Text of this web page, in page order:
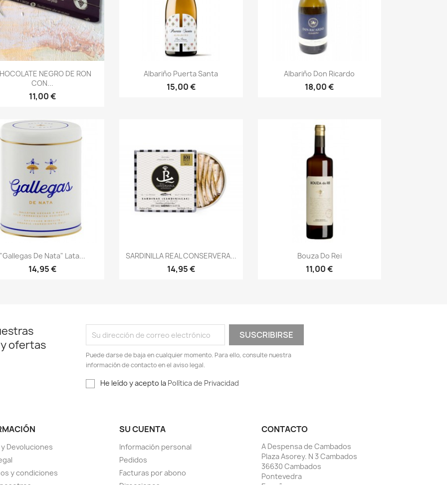
Vista rápida
NEGRO DE RON
CON...
11,00 €
Vista rápida
Albariño Puerta Santa
15,00 €
Vista rápida
Albariño Don Ricardo
18,00 €
Vista rápida
"Gallegas De Nata" Lata...
14,95 €
 Vista rápida
SARDINILLA REAL CONSERVERA...
14,95 €
Vista rápida
Bouza Do Rei
11,00 €
ofertas
Puede darse de baja en cualquier momento. Para ello, consulte nuestra
información de contacto en el aviso legal.
He leído y acepto la Política de Privacidad
Devoluciones
y condiciones
SU CUENTA
Información personal
Pedidos
Facturas por abono
CONTACTO
A Despensa de Cambados
Plaza Asorey. N 3 Cambados
36630 Cambados
Pontevedra